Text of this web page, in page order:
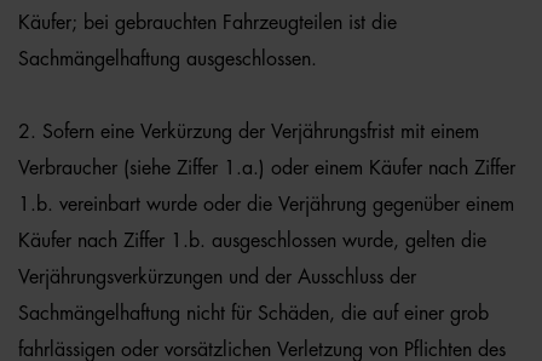
Käufer; bei gebrauchten Fahrzeugteilen ist die
Sachmängelhaftung ausgeschlossen.
2. Sofern eine Verkürzung der Verjährungsfrist mit einem
Verbraucher (siehe Ziffer 1.a.) oder einem Käufer nach Ziffer
1.b. vereinbart wurde oder die Verjährung gegenüber einem
Käufer nach Ziffer 1.b. ausgeschlossen wurde, gelten die
Verjährungsverkürzungen und der Ausschluss der
Sachmängelhaftung nicht für Schäden, die auf einer grob
fahrlässigen oder vorsätzlichen Verletzung von Pflichten des